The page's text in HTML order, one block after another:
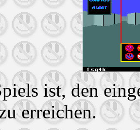
ist, den
erreichen.